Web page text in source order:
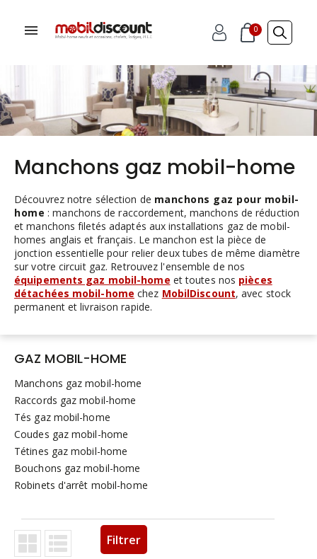
0
Manchons gaz mobil-home
Découvrez notre sélection de manchons gaz pour mobil-
home : manchons de raccordement, manchons de réduction
et manchons filetés adaptés aux installations gaz de mobil-
homes anglais et français. Le manchon est la pièce de
jonction essentielle pour relier deux tubes de même diamètre
sur votre circuit gaz. Retrouvez l'ensemble de nos
équipements gaz mobil-home et toutes nos pièces
détachées mobil-home chez MobilDiscount, avec stock
permanent et livraison rapide.
GAZ MOBIL-HOME
Manchons gaz mobil-home
Raccords gaz mobil-home
Tés gaz mobil-home
Coudes gaz mobil-home
Tétines gaz mobil-home
Bouchons gaz mobil-home
Robinets d'arrêt mobil-home
Filtrer